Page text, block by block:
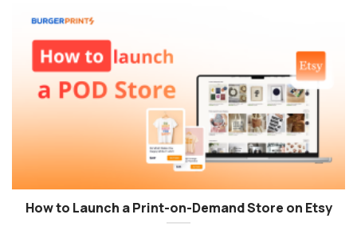
How to Launch a Print-on-Demand Store on Etsy